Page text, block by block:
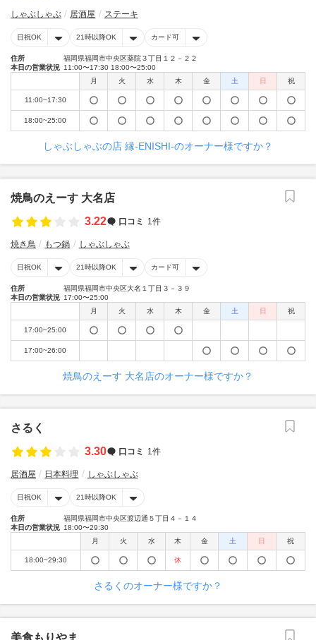
しゃぶしゃぶ 居酒屋 ステーキ
日祝OK 21時以降OK カード可
住所
福岡県福岡市中央区薬院３丁目１２－２２
本日の営業状況 11:00〜17:30 18:00〜25:00
月
火 水 木 金 土 日 祝
11:00~17:30
18:00~25:00
しゃぶしゃぶの店 縁-ENISHI-のオーナー様ですか？
焼鳥のえーす 大名店
3.22
口コミ 1件
焼き鳥 もつ鍋 しゃぶしゃぶ
日祝OK 21時以降OK カード可
住所
福岡県福岡市中央区大名１丁目３－３９
本日の営業状況 17:00〜25:00
月
火 水 木 金 土 日 祝
17:00~25:00
17:00~26:00
焼鳥のえーす 大名店のオーナー様ですか？
さるく
3.30
口コミ 1件
居酒屋 日本料理 しゃぶしゃぶ
日祝OK 21時以降OK
住所
福岡県福岡市中央区渡辺通５丁目４－１４
本日の営業状況 18:00〜29:30
月
火 水 木 金 土 日 祝
18:00~29:30 休
さるくのオーナー様ですか？
美食もりやま